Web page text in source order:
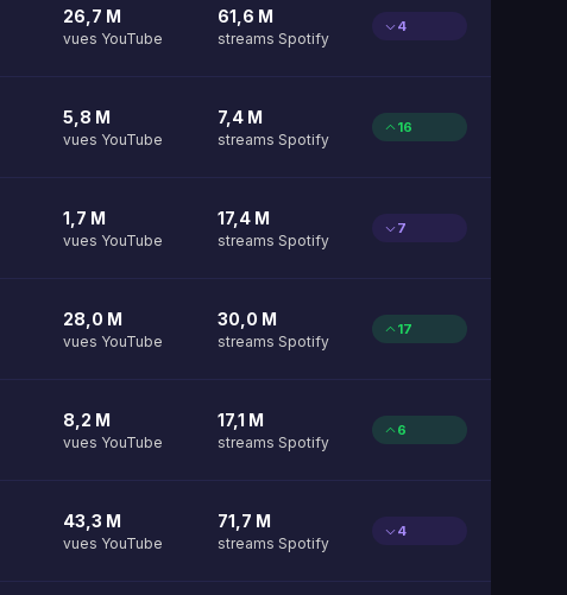
26,7 M
vues YouTube
61,6 M
streams Spotify
4
5,8 M
vues YouTube
7,4 M
streams Spotify
16
1,7 M
vues YouTube
17,4 M
streams Spotify
7
28,0 M
vues YouTube
30,0 M
streams Spotify
17
8,2 M
vues YouTube
17,1 M
streams Spotify
6
43,3 M
vues YouTube
71,7 M
streams Spotify
4